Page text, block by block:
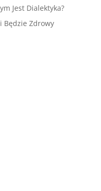
Jest Dialektyka?
Będzie Zdrowy